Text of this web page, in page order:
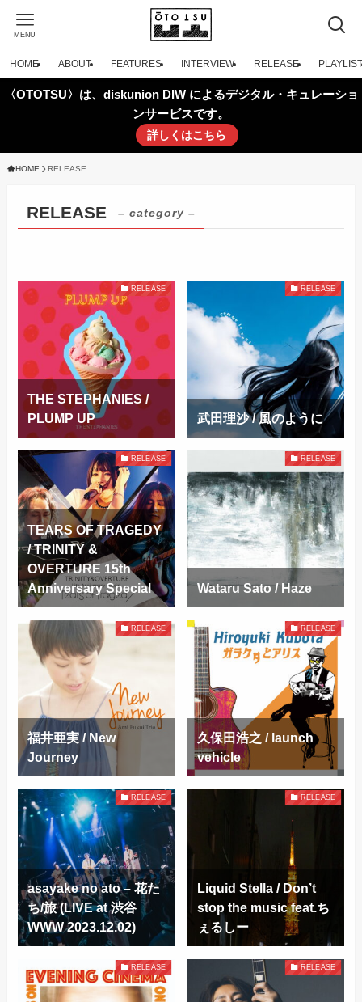
MENU
HOME ABOUT FEATURES INTERVIEW RELEASE PLAYLIST
〈OTOTSU〉は、diskunion DIW によるデジタル・キュレーショ
ンサービスです。
詳しくはこちら
HOME RELEASE
RELEASE – category –
RELEASE
THE STEPHANIES /
PLUMP UP
RELEASE
武田理沙 / 風のように
RELEASE
TEARS OF TRAGEDY
/ TRINITY &
OVERTURE 15th
Anniversary Special
RELEASE
Wataru Sato / Haze
RELEASE
福井亜実 / New
Journey
RELEASE
久保田浩之 / launch
vehicle
RELEASE
asayake no ato – 花た
ち/旅 (LIVE at 渋谷
WWW 2023.12.02)
RELEASE
Liquid Stella / Don’t
stop the music feat.ち
ぇるしー
RELEASE RELEASE